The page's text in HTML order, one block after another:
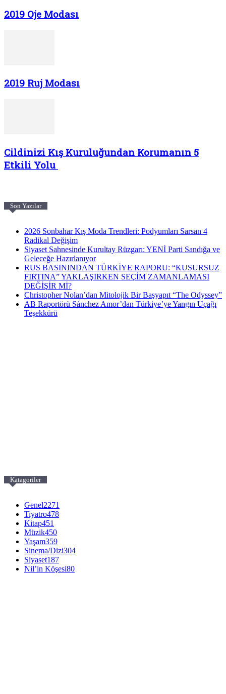
2019 Oje Modası
2019 Ruj Modası
Cildinizi Kış Kuruluğundan Korumanın 5
Etkili Yolu
Son Yazılar
2026 Sonbahar Kış Moda Trendleri: Podyumları Sarsan 4
Radikal Değişim
Siyaset Sahnesinde Kurultay Rüzgarı: YENİ Parti Sandığa ve
Geleceğe Hazırlanıyor
RUS BASININDAN TÜRKİYE RAPORU: “KUSURSUZ
FIRTINA” YAKLAŞIRKEN SEÇİM ZAMANLAMASI
DEĞİŞİR Mİ?
Christopher Nolan’dan Mitolojik Bir Başyapıt “The Odyssey”
AB Raportörü Sánchez Amor’dan Türkiye’ye Yangın Uçağı
Teşekkürü
Katagoriler
Genel2271
Tiyatro478
Kitap451
Müzik450
Yaşam359
Sinema/Dizi304
Siyaset187
Nil’in Köşesi80